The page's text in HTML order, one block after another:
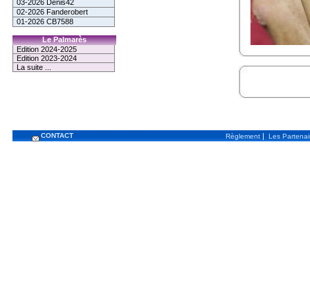
03-2026 Denis42
02-2026 Fanderobert
01-2026 CB7588
Le Palmarès
Edition 2024-2025
Edition 2023-2024
La suite ...
CONTACT Règlement | Les